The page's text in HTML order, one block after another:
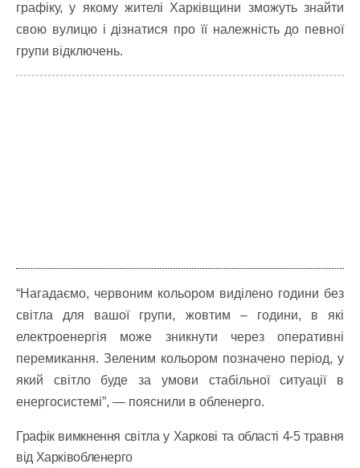
графіку, у якому жителі Харківщини зможуть знайти
свою вулицю і дізнатися про її належність до певної
групи відключень.
“Нагадаємо, червоним кольором виділено години без
світла для вашої групи, жовтим – години, в які
електроенергія може зникнути через оперативні
перемикання. Зеленим кольором позначено період, у
який світло буде за умови стабільної ситуації в
енергосистемі”, — пояснили в обленерго.
Графік вимкнення світла у Харкові та області 4-5 травня
від Харківобленерго